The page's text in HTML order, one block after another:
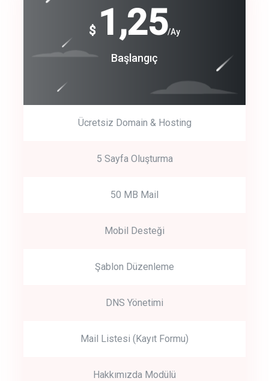
$ 1,25/Ay
Başlangıç
Ücretsiz Domain & Hosting
5 Sayfa Oluşturma
50 MB Mail
Mobil Desteği
Şablon Düzenleme
DNS Yönetimi
Mail Listesi (Kayıt Formu)
Hakkımızda Modülü
Free
Basic